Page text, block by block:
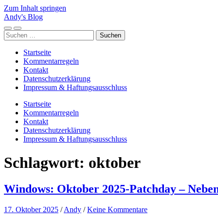
Zum Inhalt springen
Andy's Blog
Mobile-
Menü
Suchfeld
ein-/ausblenden
Suchen
nach:
Startseite
Kommentarregeln
Kontakt
Datenschutzerklärung
Impressum & Haftungsausschluss
Startseite
Kommentarregeln
Kontakt
Datenschutzerklärung
Impressum & Haftungsausschluss
Schlagwort: oktober
Windows: Oktober 2025-Patchday –
17. Oktober 2025 /Andy /Keine Kommentare